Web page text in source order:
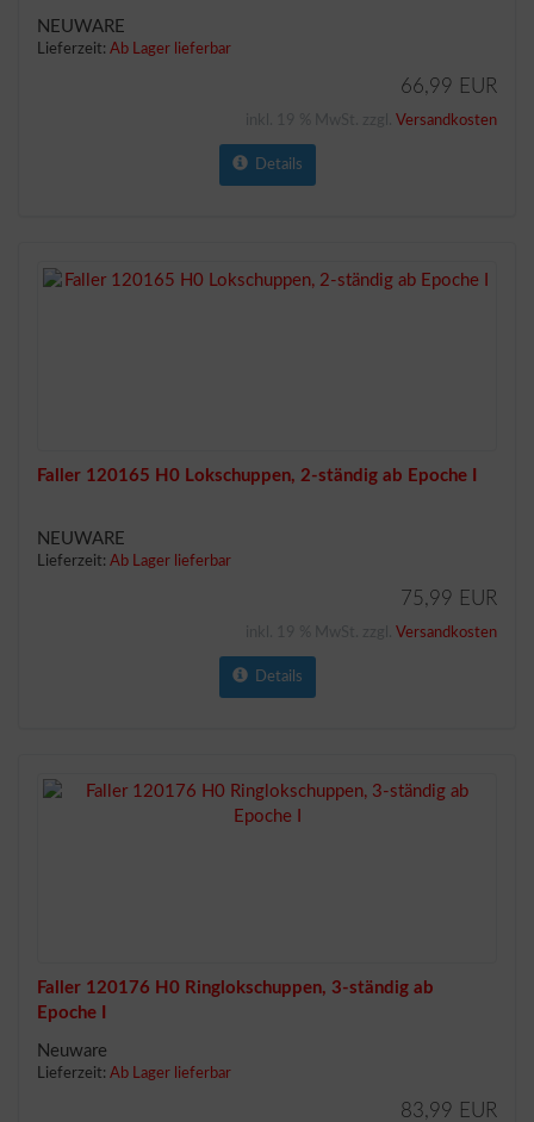
NEUWARE
Lieferzeit: Ab Lager lieferbar
66,99 EUR
Versandkosten
Details
Faller 120165 H0 Lokschuppen, 2-ständig ab Epoche I
NEUWARE
Lieferzeit: Ab Lager lieferbar
75,99 EUR
Versandkosten
Details
Faller 120176 H0 Ringlokschuppen, 3-ständig ab
Epoche I
Neuware
Lieferzeit: Ab Lager lieferbar
83,99 EUR